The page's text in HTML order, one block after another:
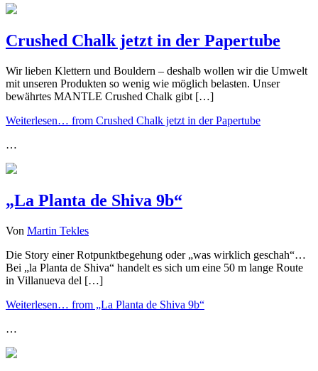
Crushed Chalk jetzt in der Papertube
Wir lieben Klettern und Bouldern – deshalb wollen wir die Umwelt
mit unseren Produkten so wenig wie möglich belasten. Unser
bewährtes MANTLE Crushed Chalk gibt […]
Weiterlesen… from Crushed Chalk jetzt in der Papertube
…
„La Planta de Shiva 9b“
Von Martin Tekles
Die Story einer Rotpunktbegehung oder „was wirklich geschah“…
Bei „la Planta de Shiva“ handelt es sich um eine 50 m lange Route
in Villanueva del […]
Weiterlesen… from „La Planta de Shiva 9b“
…